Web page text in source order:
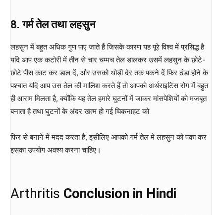
8.गर्म तेल तथा लहसुन
लहसुन में बहुत अधिक गुण पाए जाते हैं जिसके कारण यह पूरे विश्व में प्रसिद्ध है
यदि आप एक कटोरी में तीन से चार चम्मच तेल डालकर उसमें लहसुन के छोटे-
छोटे पीस काट कर डाल दें, और उसको थोड़ी देर तक पकने दें फिर ठंडा होने के
पश्चात यदि आप उस तेल की मालिश करते हैं तो आपको अर्थराइटिस रोग में बहुत
ही आराम मिलता है, क्योंकि यह तेल हमारे घुटनों में जाकर मांसपेशियों को मजबूत
बनाता है तथा घुटनों के अंदर खत्म हो गई चिकनाहट को
फिर से बनाने में मदद करता है, इसीलिए आपको गर्म तेल मे लहसुन को पका कर
इसका उपयोग अवश्य करना चाहिए।
Arthritis Conclusion in Hindi